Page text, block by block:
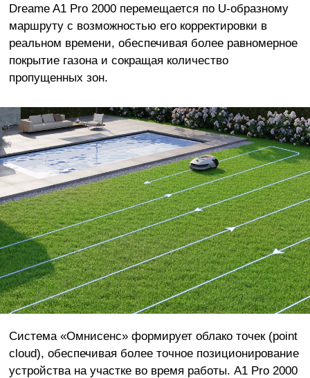
Dreame A1 Pro 2000 перемещается по U-образному
маршруту с возможностью его корректировки в
реальном времени, обеспечивая более равномерное
покрытие газона и сокращая количество
пропущенных зон.
Система «Омнисенс» формирует облако точек (point
cloud), обеспечивая более точное позиционирование
устройства на участке во время работы. A1 Pro 2000